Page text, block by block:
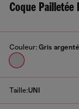
Coque Pailletée
Couleur: Gris argenté
Taille:UNI